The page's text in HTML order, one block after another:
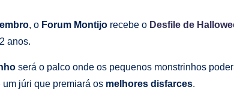
, o Forum Montijo recebe o Desfile de
anos.
será o palco onde os pequenos monstrinhos
júri que premiará os melhores disfarces.